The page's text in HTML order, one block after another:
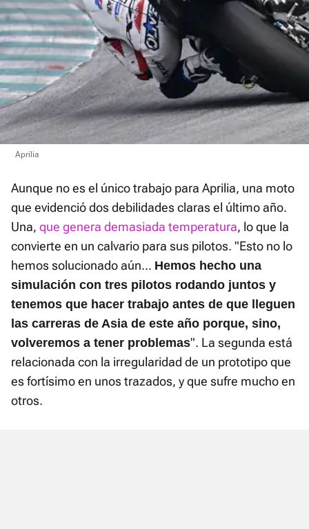
Aprilia
Aunque no es el único trabajo para Aprilia, una moto
que evidenció dos debilidades claras el último año.
Una, que genera demasiada temperatura, lo que la
convierte en un calvario para sus pilotos. "Esto no lo
hemos solucionado aún... Hemos hecho una
simulación con tres pilotos rodando juntos y
tenemos que hacer trabajo antes de que lleguen
las carreras de Asia de este año porque, sino,
volveremos a tener problemas". La segunda está
relacionada con la irregularidad de un prototipo que
es fortísimo en unos trazados, y que sufre mucho en
otros.